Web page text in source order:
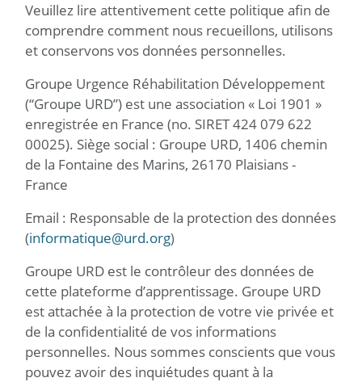
Veuillez lire attentivement cette politique afin de
comprendre comment nous recueillons, utilisons
et conservons vos données personnelles.
Groupe Urgence Réhabilitation Développement
(“Groupe URD”) est une association « Loi 1901 »
enregistrée en France (no. SIRET 424 079 622
00025). Siège social : Groupe URD, 1406 chemin
de la Fontaine des Marins, 26170 Plaisians -
France
Email : Responsable de la protection des données
(informatique@urd.org)
Groupe URD est le contrôleur des données de
cette plateforme d’apprentissage. Groupe URD
est attachée à la protection de votre vie privée et
de la confidentialité de vos informations
personnelles. Nous sommes conscients que vous
pouvez avoir des inquiétudes quant à la